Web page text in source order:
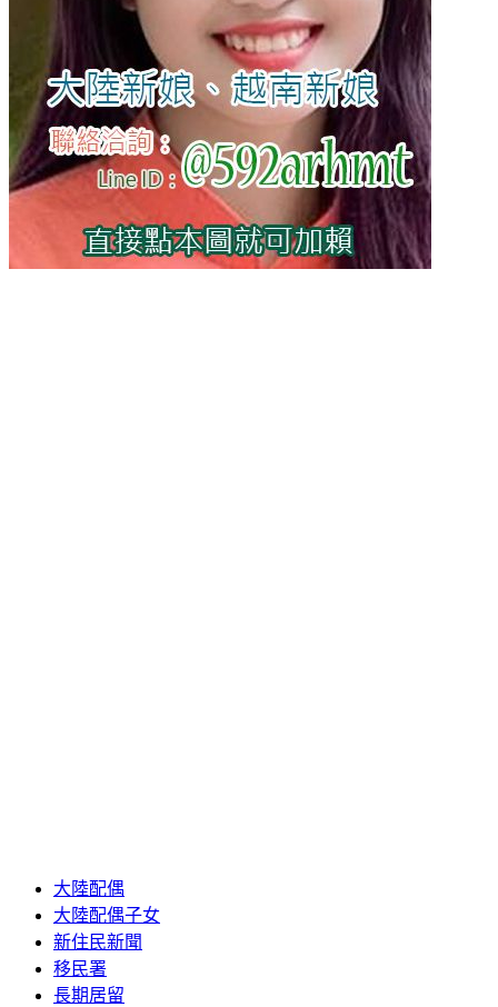
大陸配偶
大陸配偶子女
新住民新聞
移民署
長期居留